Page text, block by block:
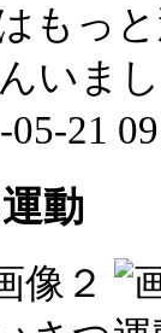
もっ
いま
05-21
動